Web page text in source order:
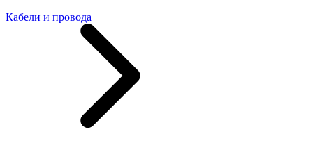
Кабели и провода